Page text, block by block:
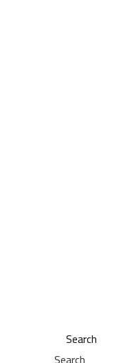
Search